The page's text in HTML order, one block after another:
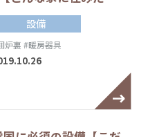
設備
炉裏 #暖房器具